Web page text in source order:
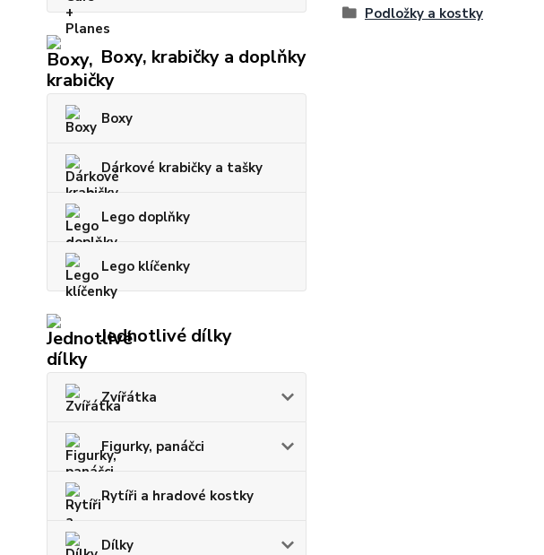
Boxy, krabičky a doplňky
Boxy
Dárkové krabičky a tašky
Lego doplňky
Lego klíčenky
Jednotlivé dílky
Zvířátka
Figurky, panáčci
Rytíři a hradové kostky
Dílky
Podložky a kostky